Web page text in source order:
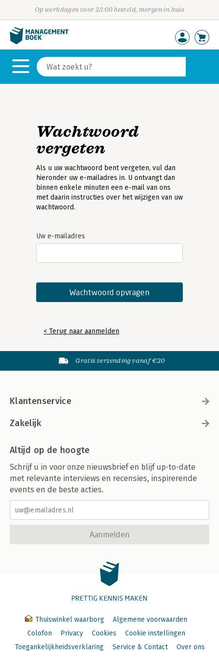
Op werkdagen voor 23:00 besteld, morgen in huis
Wachtwoord
vergeten
Als u uw wachtwoord bent vergeten, vul dan
hieronder uw e-mailadres in. U ontvangt dan
binnen enkele minuten een e-mail van ons
met daarin instructies over het wijzigen van uw
wachtwoord.
Uw e-mailadres
< Terug naar aanmelden
Gratis verzending vanaf €20
Klantenservice
Zakelijk
Altijd op de hoogte
Schrijf u in voor onze nieuwsbrief en blijf up-to-date
met relevante interviews en recensies, inspirerende
events en de beste acties.
Aanmelden
PRETTIG KENNIS MAKEN
Thuiswinkel waarborg
Algemene voorwaarden
Colofon
Privacy Cookies
Cookie instellingen
Toegankelijkheidsverklaring
Service & Contact Over ons